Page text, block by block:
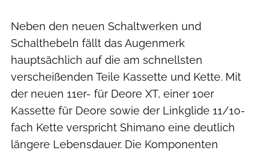
Neben den neuen Schaltwerken und
Schalthebeln fällt das Augenmerk
hauptsächlich auf die am schnellsten
verscheißenden Teile Kassette und Kette. Mit
der neuen 11er- für Deore XT, einer 10er
Kassette für Deore sowie der Linkglide 11/10-
fach Kette verspricht Shimano eine deutlich
längere Lebensdauer. Die Komponenten